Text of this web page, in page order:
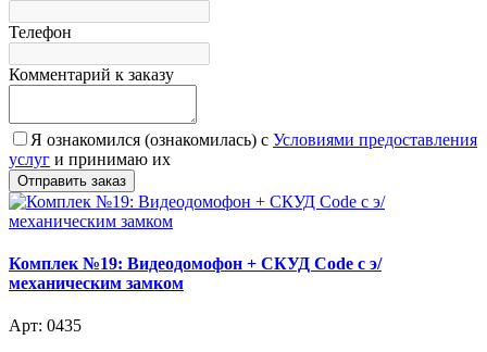
Телефон
Комментарий к заказу
Я ознакомился (ознакомилась) с Условиями предоставления
услуг и принимаю их
Комплек №19: Видеодомофон + СКУД Code с э/
механическим замком
Арт: 0435